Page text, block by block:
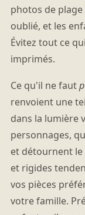
photos de
oublié, et les
Évitez tout ce
imprimés.
Ce qu'il ne faut
renvoient une
dans la lumière
personnages,
et détournent le
et rigides
vos pièces
votre famille.